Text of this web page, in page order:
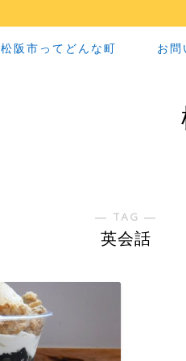
松阪市ってどんな町 お問
― TAG ―
英会話